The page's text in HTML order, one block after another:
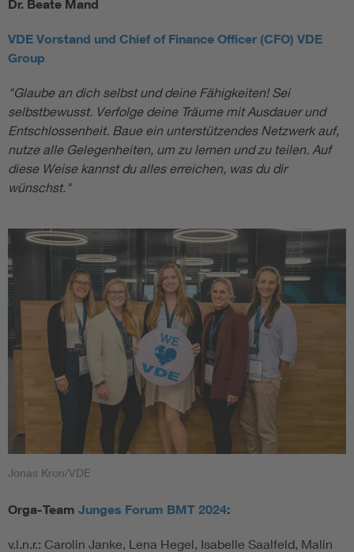
Dr. Beate Mand
VDE Vorstand und Chief of Finance Officer (CFO) VDE
Group
"Glaube an dich selbst und deine Fähigkeiten! Sei
selbstbewusst. Verfolge deine Träume mit Ausdauer und
Entschlossenheit. Baue ein unterstützendes Netzwerk auf,
nutze alle Gelegenheiten, um zu lernen und zu teilen. Auf
diese Weise kannst du alles erreichen, was du dir
wünschst."
Jonas Kron/VDE
Orga-Team Junges Forum BMT 2024:
v.l.n.r.: Carolin Janke, Lena Hegel, Isabelle Saalfeld, Malin